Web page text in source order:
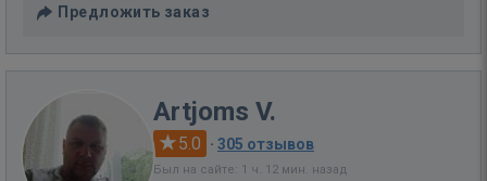
Предложить заказ
Artjoms V.
5.0 · 305 отзывов
Был на сайте: 1 ч. 12 мин. назад